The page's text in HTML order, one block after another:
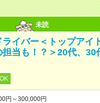
未読
イバー＜トップアイ
当も！？＞20代、30
円～300,000円